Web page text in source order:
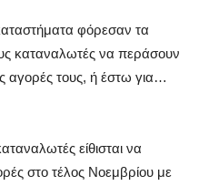
φόρεσαν τα
καταναλωτές να περάσουν
αγορές τους, ή έστω για…
είθισται να
στο τέλος Νοεμβρίου με